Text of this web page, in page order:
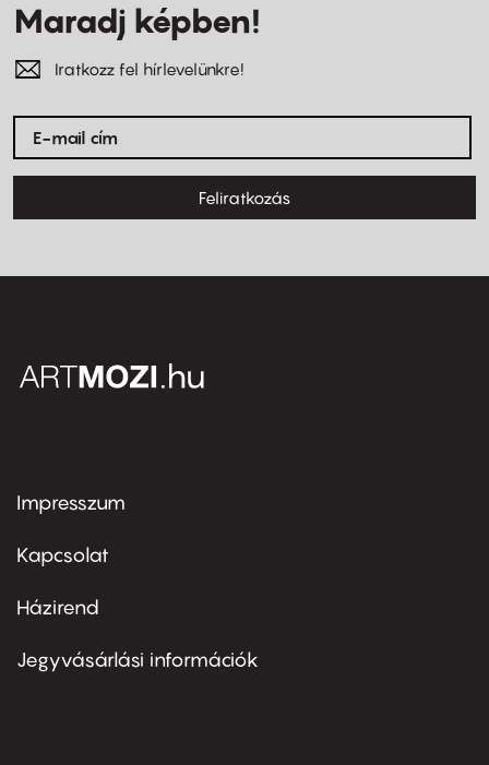
Maradj képben!
Iratkozz fel hírlevelünkre!
Feliratkozás
Footer
first
Impresszum
Kapcsolat
Footer
second
Házirend
Jegyvásárlási információk